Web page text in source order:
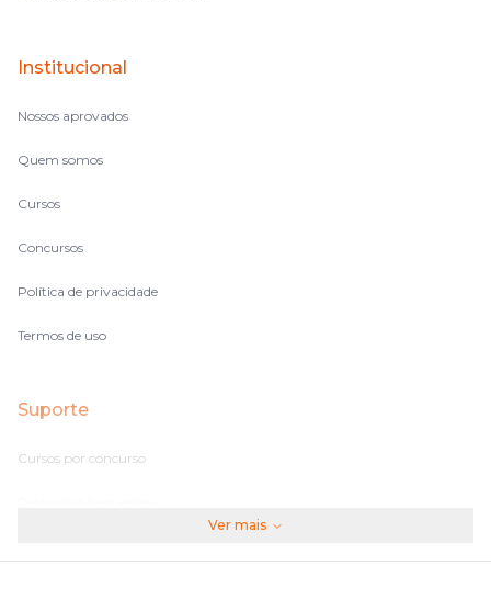
Institucional
Nossos aprovados
Quem somos
Cursos
Concursos
Política de privacidade
Termos de uso
Suporte
Cursos por concurso
Ver mais